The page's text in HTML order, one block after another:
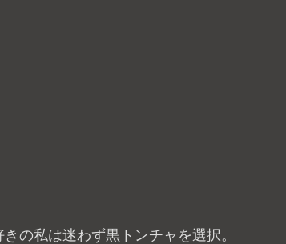
の私は迷わず黒トンチャを選択。